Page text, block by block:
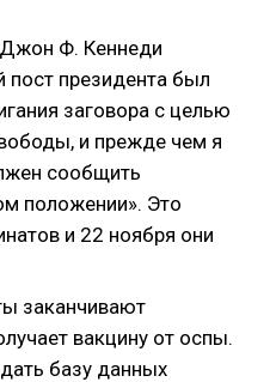
Ф. Кеннеди
пост президента был
заговора с целью
и прежде чем я
сообщить
положении». Это
и 22 ноября они
заканчивают
вакцину от оспы.
базу данных